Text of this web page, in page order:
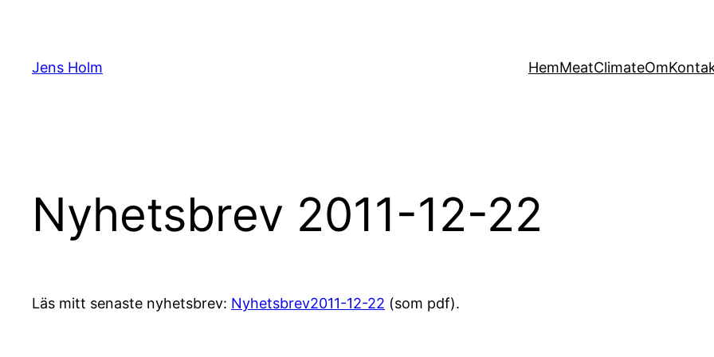
innehåll
Jens Holm HemMeatClimateOm
Nyhetsbrev 2011-12-22
Läs mitt senaste nyhetsbrev: Nyhetsbrev2011-12-22 (som pdf).